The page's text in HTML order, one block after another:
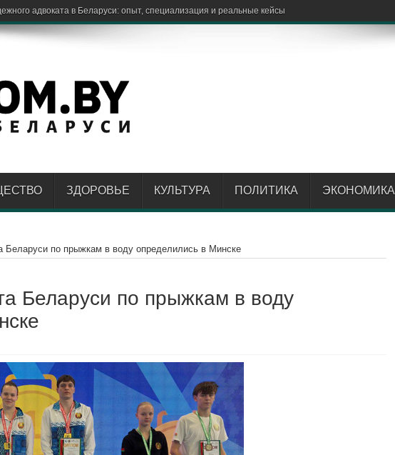
ЗДОРОВЬЕ КУЛЬТУРА ПОЛИТИКА ЭКОНОМИКА
Беларуси по прыжкам в воду определились в Минске
Беларуси по прыжкам в воду